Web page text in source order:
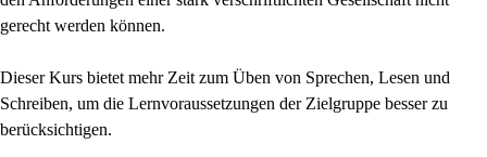
gerecht werden können.
Dieser Kurs bietet mehr Zeit zum Üben von Sprechen, Lesen und
Schreiben, um die Lernvoraussetzungen der Zielgruppe besser zu
berücksichtigen.